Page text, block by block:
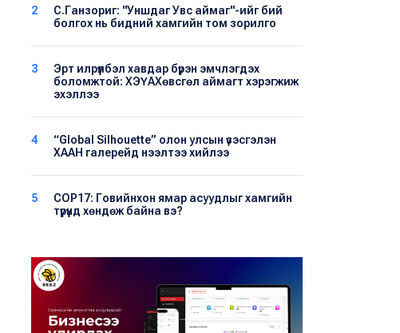
2
С.Ганзориг: "Уншдаг Увс аймаг"-ийг бий
болгох нь бидний хамгийн том зорилго
3
Эрт илрүүлбэл хавдар бүрэн эмчлэгдэх
боломжтой: ХЭҮА​Хөвсгөл аймагт хэрэгжиж
эхэллээ
4
“Global Silhouette” олон улсын үзэсгэлэн
ХААН галерейд нээлтээ хийлээ
5
COP17: Говийнхон ямар асуудлыг хамгийн
түрүүнд хөндөж байна вэ?